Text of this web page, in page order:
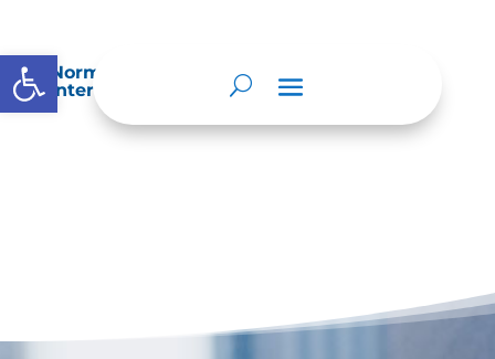
Abrir barra de herramientas
Normatividad especial que les aplique de
interés.